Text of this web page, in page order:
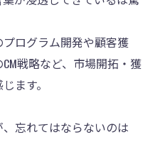
ログラム開発や顧客獲
戦略など、市場開拓・獲
ます。
忘れてはならないのは